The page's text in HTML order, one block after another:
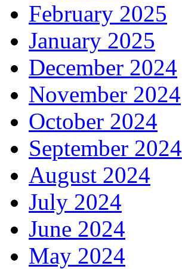
February 2025
January 2025
December 2024
November 2024
October 2024
September 2024
August 2024
July 2024
June 2024
May 2024